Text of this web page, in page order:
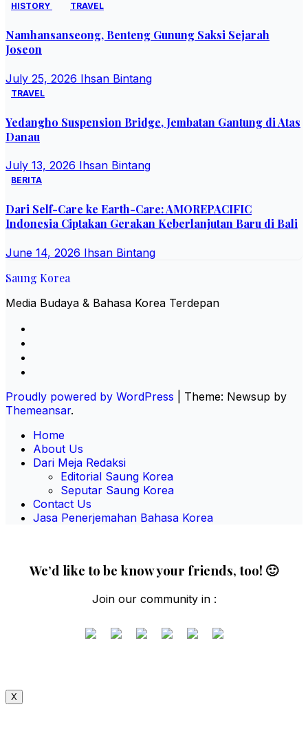
HISTORY TRAVEL
Namhansanseong, Benteng Gunung Saksi Sejarah
Joseon
July 25, 2026 Ihsan Bintang
TRAVEL
Yedangho Suspension Bridge, Jembatan Gantung di Atas
Danau
July 13, 2026 Ihsan Bintang
BERITA
Dari Self-Care ke Earth-Care: AMOREPACIFIC
Indonesia Ciptakan Gerakan Keberlanjutan Baru di Bali
June 14, 2026 Ihsan Bintang
Saung Korea
Media Budaya & Bahasa Korea Terdepan
Proudly powered by WordPress
Theme: Newsup by
Themeansar.
Home
About Us
Dari Meja Redaksi
Editorial Saung Korea
Seputar Saung Korea
Contact Us
Jasa Penerjemahan Bahasa Korea
We’d like to be know your friends, too! 🙂
Join our community in :
X